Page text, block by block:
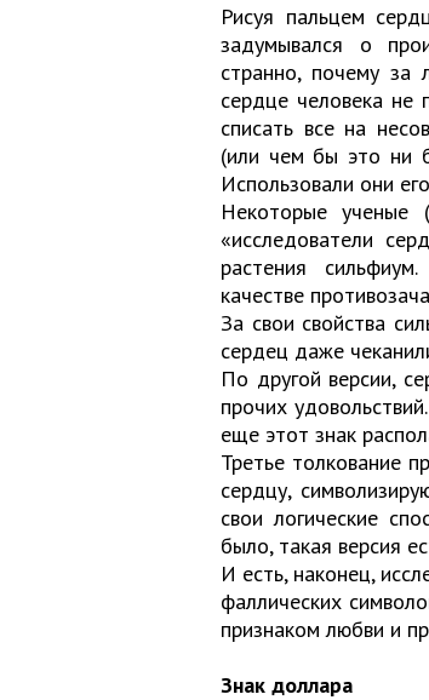
Рисуя пальцем
задумывался о
странно, почему за
сердце человека
списать все на
(или чем бы это ни
Использовали они
Некоторые ученые
«исследователи
растения
качестве
За свои свойства
сердец даже
По другой версии,
прочих
еще этот знак
Третье толкование
сердцу,
свои логические
было, такая версия
И есть, наконец,
фаллических
признаком любви и
Знак доллара